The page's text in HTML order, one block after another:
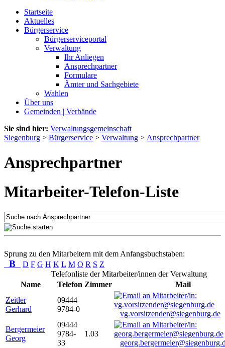
Startseite
Aktuelles
Bürgerservice
Bürgerserviceportal
Verwaltung
Ihr Anliegen
Ansprechpartner
Formulare
Ämter und Sachgebiete
Wahlen
Über uns
Gemeinden | Verbände
Sie sind hier: Verwaltungsgemeinschaft
Siegenburg > Bürgerservice > Verwaltung > Ansprechpartner
Ansprechpartner
Mitarbeiter-Telefon-Liste
Sprung zu den Mitarbeitern mit dem Anfangsbuchstaben:
B D F G H K L M O R S Z
Telefonliste der Mitarbeiter/innen der Verwaltung
Name
Telefon Zimmer
Mail
Zeitler
Gerhard
09444
9784-0
vg.vorsitzender@siegenburg.de
Bergermeier
Georg
09444
9784-
33
1.03